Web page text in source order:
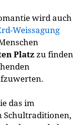
wird auch
Weissagung
Platzzu finden
das im
Schultraditionen,